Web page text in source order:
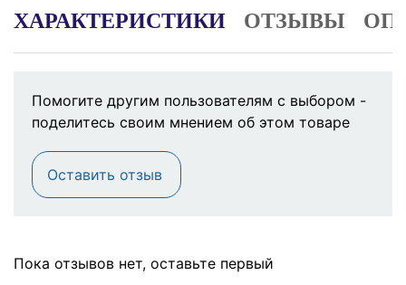
ХАРАКТЕРИСТИКИ ОТЗЫВЫ
Помогите другим пользователям с выбором -
поделитесь своим мнением об этом товаре
Оставить отзыв
Пока отзывов нет, оставьте первый